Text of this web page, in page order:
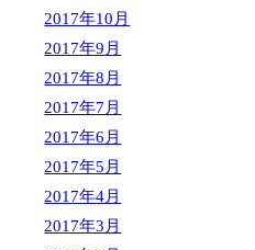
2017年10月
2017年9月
2017年8月
2017年7月
2017年6月
2017年5月
2017年4月
2017年3月